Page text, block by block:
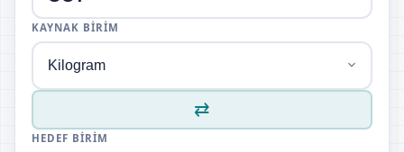
KAYNAK BIRIM
⇄
HEDEF BIRIM